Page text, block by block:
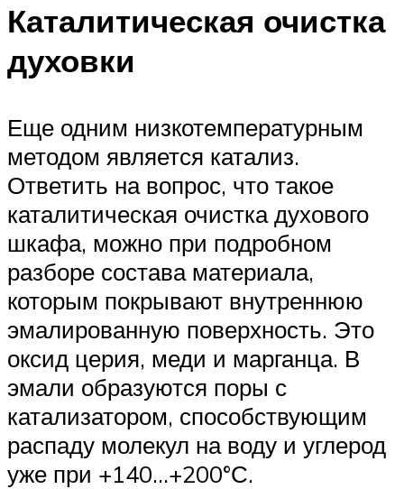
Каталитическая очистка
духовки
Еще одним низкотемпературным
методом является катализ.
Ответить на вопрос, что такое
каталитическая очистка духового
шкафа, можно при подробном
разборе состава материала,
которым покрывают внутреннюю
эмалированную поверхность. Это
оксид церия, меди и марганца. В
эмали образуются поры с
катализатором, способствующим
распаду молекул на воду и углерод
уже при +140…+200°С.